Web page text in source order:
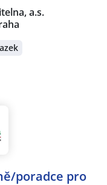
a.s.
poradce pro